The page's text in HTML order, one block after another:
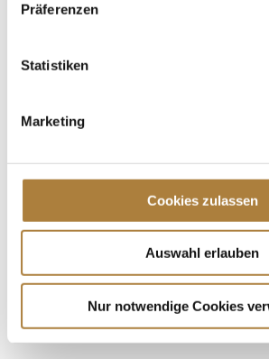
Präferenzen
Statistiken
Marketing
Cookies zulassen
Auswahl erlauben
Nur notwendige Cookies
Spenden
Talentpool-Athlet Calvin Böckmann
100. Geburtstag von HGW: